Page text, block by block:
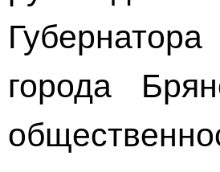
города